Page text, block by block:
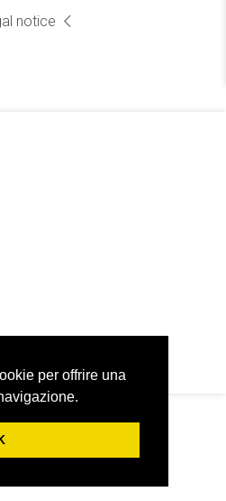
per offrire una
notice